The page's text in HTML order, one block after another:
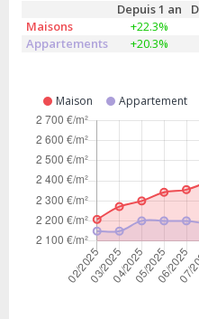
Depuis 1 an
Maisons
+22.3%
Appartements
+20.3%
Maison Appartement